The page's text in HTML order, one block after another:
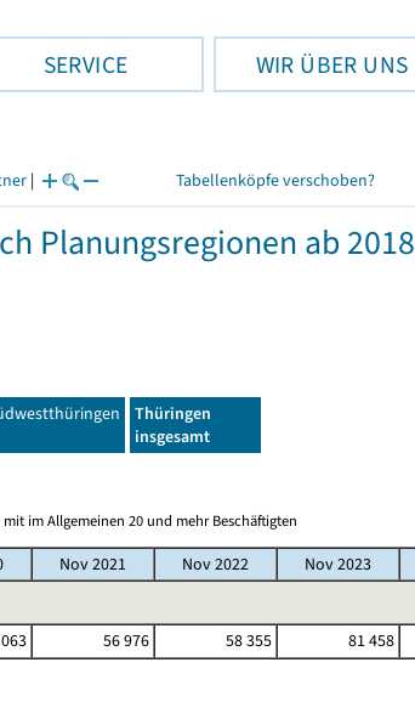
SERVICE WIR ÜBER UNS
| Tabellenköpfe verschoben?
Planungsregionen ab 2018
Thüringen
insgesamt
im Allgemeinen 20 und mehr Beschäftigten
Nov 2021 Nov 2022 Nov 2023
56 976 58 355 81 458